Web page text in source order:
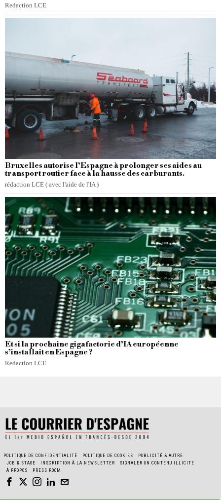
Redaction LCE
Bruxelles autorise l’Espagne à prolonger ses aides au
transport routier face à la hausse des carburants.
rédaction LCE ( avec l'aide de l'IA )
Et si la prochaine gigafactorie d’IA européenne
s’installait en Espagne ?
Redaction LCE
POLITIQUE DE CONFIDENTIALITÉ POLITIQUE DE COOKIES
PUBLICITÉ & AUTRE
JOB & STAGE
INSCRIPTION À LA NEWSLETTER
SIGNALER UN CONTENU ILLICITE
À PROPOS
PRESS ROOM